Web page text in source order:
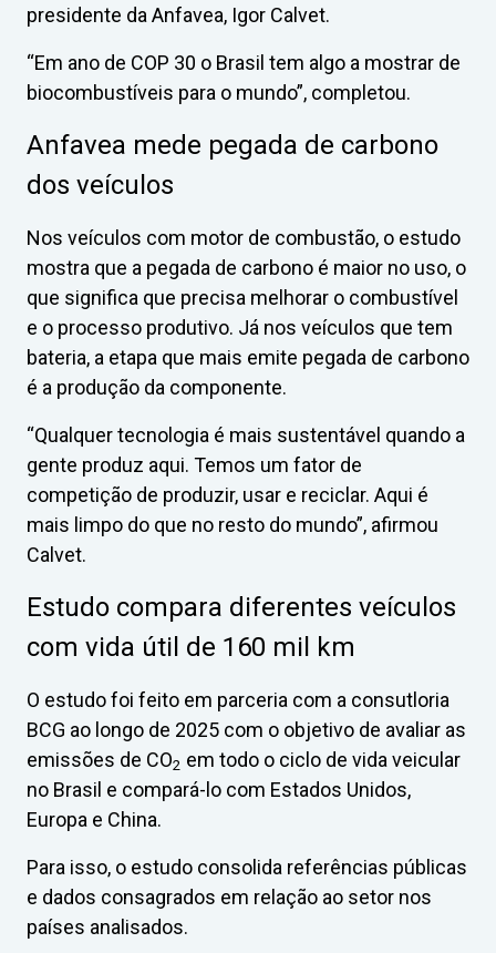
presidente da Anfavea, Igor Calvet.
“Em ano de COP 30 o Brasil tem algo a mostrar de
biocombustíveis para o mundo”, completou.
Anfavea mede pegada de carbono
dos veículos
Nos veículos com motor de combustão, o estudo
mostra que a pegada de carbono é maior no uso, o
que significa que precisa melhorar o combustível
e o processo produtivo. Já nos veículos que tem
bateria, a etapa que mais emite pegada de carbono
é a produção da componente.
“Qualquer tecnologia é mais sustentável quando a
gente produz aqui. Temos um fator de
competição de produzir, usar e reciclar. Aqui é
mais limpo do que no resto do mundo”, afirmou
Calvet.
Estudo compara diferentes veículos
com vida útil de 160 mil km
O estudo foi feito em parceria com a consutloria
BCG ao longo de 2025 com o objetivo de avaliar as
emissões de CO2 em todo o ciclo de vida veicular
no Brasil e compará-lo com Estados Unidos,
Europa e China.
Para isso, o estudo consolida referências públicas
e dados consagrados em relação ao setor nos
países analisados.